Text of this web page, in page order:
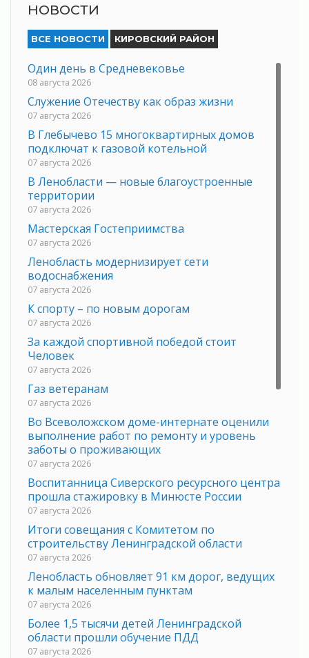
НОВОСТИ
ВСЕ НОВОСТИ КИРОВСКИЙ РАЙОН
Один день в Средневековье
08 августа 2026
Служение Отечеству как образ жизни
07 августа 2026
В Глебычево 15 многоквартирных домов
подключат к газовой котельной
07 августа 2026
В Ленобласти — новые благоустроенные
территории
07 августа 2026
Мастерская Гостеприимства
07 августа 2026
Ленобласть модернизирует сети
водоснабжения
07 августа 2026
К спорту – по новым дорогам
07 августа 2026
За каждой спортивной победой стоит
Человек
07 августа 2026
Газ ветеранам
07 августа 2026
Во Всеволожском доме-интернате оценили
выполнение работ по ремонту и уровень
заботы о проживающих
07 августа 2026
Воспитанница Сиверского ресурсного центра
прошла стажировку в Минюсте России
07 августа 2026
Итоги совещания с Комитетом по
строительству Ленинградской области
07 августа 2026
Ленобласть обновляет 91 км дорог, ведущих
к малым населенным пунктам
07 августа 2026
Более 1,5 тысячи детей Ленинградской
области прошли обучение ПДД
07 августа 2026